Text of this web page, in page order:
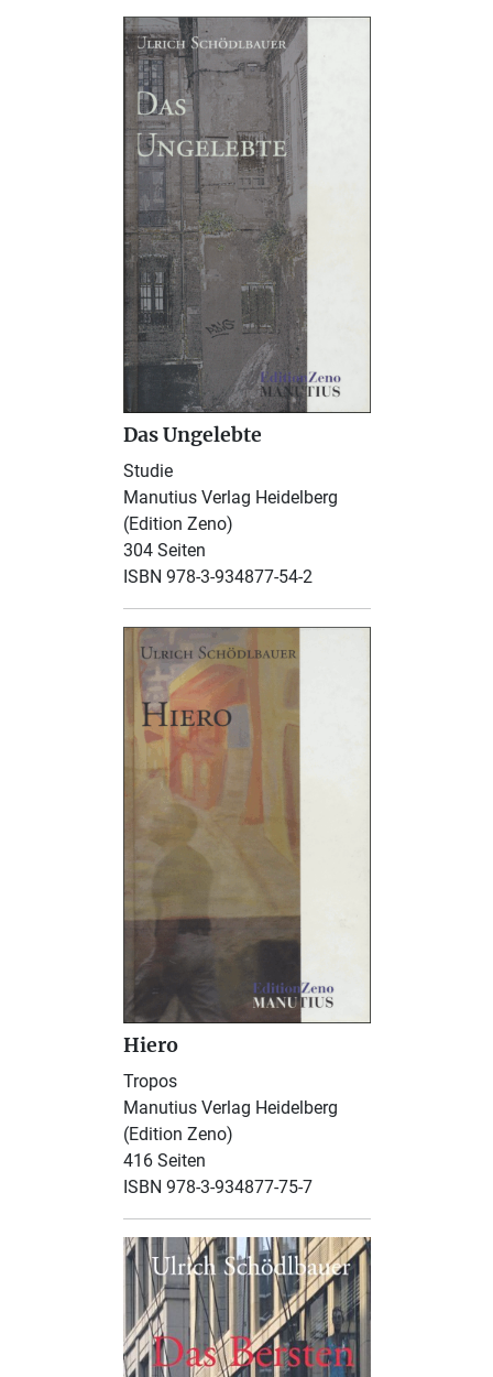
Das Ungelebte
Studie
Manutius Verlag Heidelberg
(Edition Zeno)
304 Seiten
ISBN 978-3-934877-54-2
Hiero
Tropos
Manutius Verlag Heidelberg
(Edition Zeno)
416 Seiten
ISBN 978-3-934877-75-7